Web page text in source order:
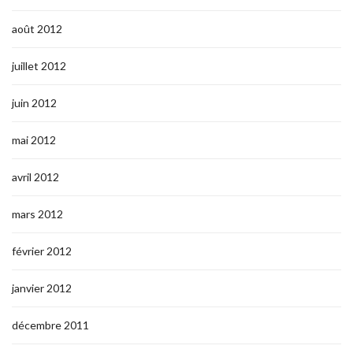
août 2012
juillet 2012
juin 2012
mai 2012
avril 2012
mars 2012
février 2012
janvier 2012
décembre 2011